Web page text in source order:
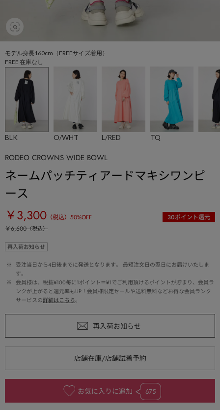
モデル身長160cm（FREEサイズ着用）
FREE 在庫なし
BLK O/WHT L/RED TQ
RODEO CROWNS WIDE BOWL
ネームパッチティアードマキシワンピ
ース
￥3,300 （税込） 50%OFF 30ポイント還元
￥6,600（税込）
再入荷お知らせ
※
受注当日から4日後までに発送となります。 最短注文日の翌日にお届けいたしま
す。
※
会員様は、税抜¥100毎に1ポイント＝¥1でご利用頂けるポイントが貯まり、会員ラ
ンクが上がると還元率もUP！会員様限定セールや送料無料などお得な会員ランク
サービスの詳細はこちら。
お気に入りに追加 675